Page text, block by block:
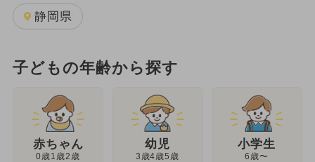
静岡県
子どもの年齢から探す
赤ちゃん
0歳1歳2歳
幼児
3歳4歳5歳
小学生
6歳〜